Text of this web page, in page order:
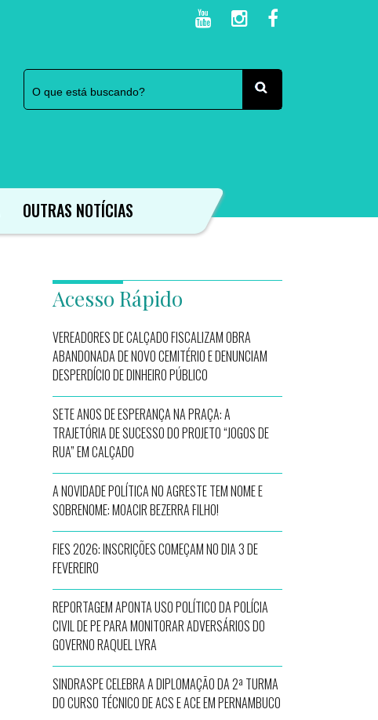
OUTRAS NOTÍCIAS
Acesso Rápido
VEREADORES DE CALÇADO FISCALIZAM OBRA
ABANDONADA DE NOVO CEMITÉRIO E DENUNCIAM
DESPERDÍCIO DE DINHEIRO PÚBLICO
SETE ANOS DE ESPERANÇA NA PRAÇA: A
TRAJETÓRIA DE SUCESSO DO PROJETO “JOGOS DE
RUA” EM CALÇADO
A NOVIDADE POLÍTICA NO AGRESTE TEM NOME E
SOBRENOME: MOACIR BEZERRA FILHO!
FIES 2026: INSCRIÇÕES COMEÇAM NO DIA 3 DE
FEVEREIRO
REPORTAGEM APONTA USO POLÍTICO DA POLÍCIA
CIVIL DE PE PARA MONITORAR ADVERSÁRIOS DO
GOVERNO RAQUEL LYRA
SINDRASPE CELEBRA A DIPLOMAÇÃO DA 2ª TURMA
DO CURSO TÉCNICO DE ACS E ACE EM PERNAMBUCO